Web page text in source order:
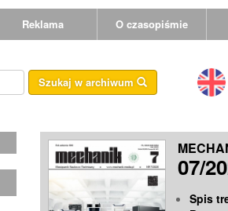
Reklama O czasopiśmie
Szukaj w archiwum
07/
Spis